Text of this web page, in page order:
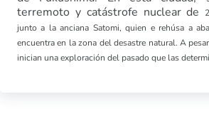
terremoto y catástrofe nuclear de
junto a la anciana Satomi, quien e rehúsa a
encuentra en la zona del desastre natural. A
inician una exploración del pasado que las